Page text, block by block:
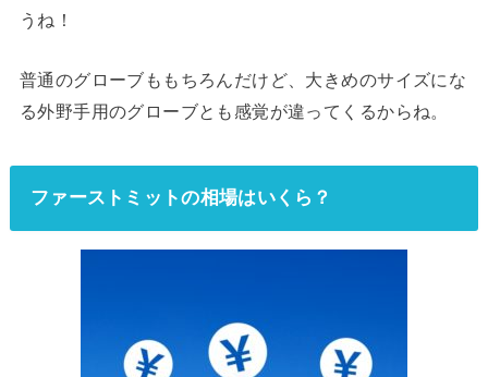
うね！
普通のグローブももちろんだけど、大きめのサイズにな
る外野手用のグローブとも感覚が違ってくるからね。
ファーストミットの相場はいくら？